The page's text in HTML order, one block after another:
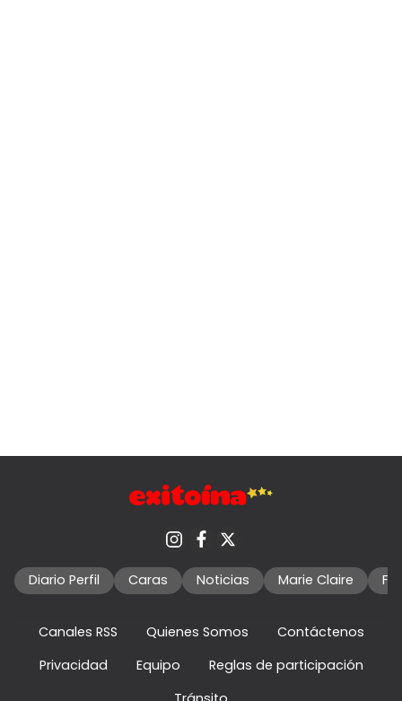
Diario Perfil Caras Noticias Marie Claire
Canales RSS Quienes Somos
Contáctenos
Privacidad
Equipo
Reglas de participación